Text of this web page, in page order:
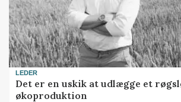
LEDER
Det er en uskik at udlægge et
økoproduktion